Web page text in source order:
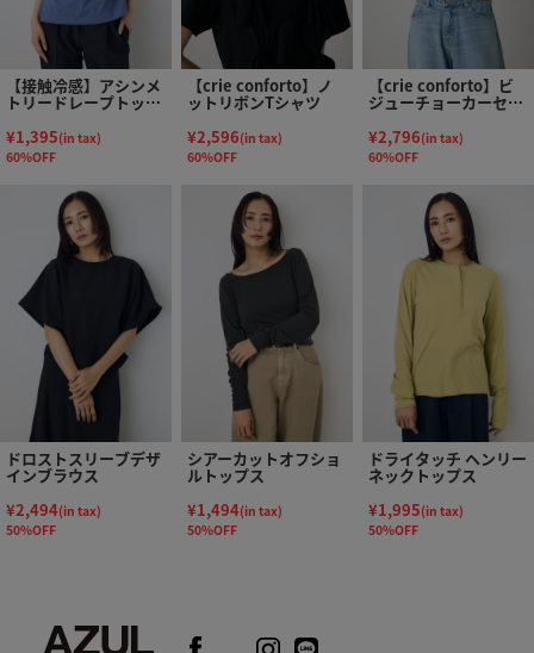
【接触冷感】アシンメ
トリードレープトップ
¥1,395(in tax)
60%OFF
【crie conforto】ノ
ットリボンTシャツ
¥2,596(in tax)
60%OFF
【crie conforto】ビ
ジューチョーカーセッ
トカットソー
¥2,796(in tax)
60%OFF
ドロストスリーブデザ
インブラウス
¥2,494(in tax)
50%OFF
シアーカットオフショ
ルトップス
¥1,494(in tax)
50%OFF
ドライタッチ ヘンリー
ネックトップス
¥1,995(in tax)
50%OFF